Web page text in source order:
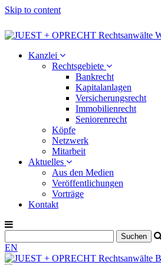
Skip to content
Kanzlei
Rechtsgebiete
Bankrecht
Kapitalanlagen
Versicherungsrecht
Immobilienrecht
Seniorenrecht
Köpfe
Netzwerk
Mitarbeit
Aktuelles
Aus den Medien
Veröffentlichungen
Vorträge
Kontakt
EN